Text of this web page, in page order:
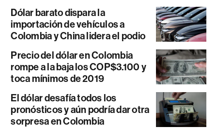
Dólar barato dispara la
importación de vehículos a
Colombia y China lidera el podio
Precio del dólar en Colombia
rompe a la baja los COP$3.100 y
toca mínimos de 2019
El dólar desafía todos los
pronósticos y aún podría dar otra
sorpresa en Colombia